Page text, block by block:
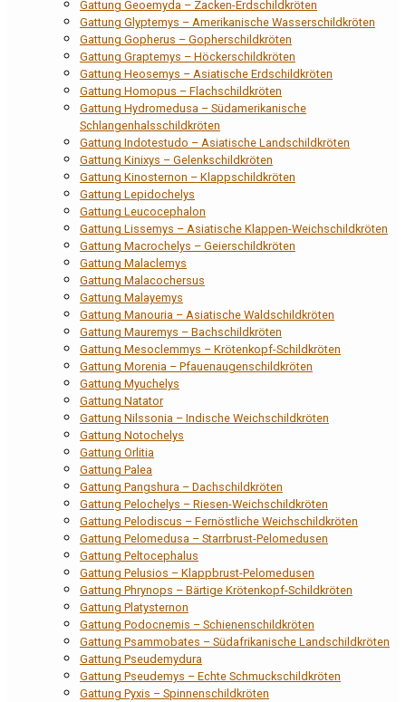
Gattung Geoemyda – Zacken-Erdschildkröten
Gattung Glyptemys – Amerikanische Wasserschildkröten
Gattung Gopherus – Gopherschildkröten
Gattung Graptemys – Höckerschildkröten
Gattung Heosemys – Asiatische Erdschildkröten
Gattung Homopus – Flachschildkröten
Gattung Hydromedusa – Südamerikanische
Schlangenhalsschildkröten
Gattung Indotestudo – Asiatische Landschildkröten
Gattung Kinixys – Gelenkschildkröten
Gattung Kinosternon – Klappschildkröten
Gattung Lepidochelys
Gattung Leucocephalon
Gattung Lissemys – Asiatische Klappen-Weichschildkröten
Gattung Macrochelys – Geierschildkröten
Gattung Malaclemys
Gattung Malacochersus
Gattung Malayemys
Gattung Manouria – Asiatische Waldschildkröten
Gattung Mauremys – Bachschildkröten
Gattung Mesoclemmys – Krötenkopf-Schildkröten
Gattung Morenia – Pfauenaugenschildkröten
Gattung Myuchelys
Gattung Natator
Gattung Nilssonia – Indische Weichschildkröten
Gattung Notochelys
Gattung Orlitia
Gattung Palea
Gattung Pangshura – Dachschildkröten
Gattung Pelochelys – Riesen-Weichschildkröten
Gattung Pelodiscus – Fernöstliche Weichschildkröten
Gattung Pelomedusa – Starrbrust-Pelomedusen
Gattung Peltocephalus
Gattung Pelusios – Klappbrust-Pelomedusen
Gattung Phrynops – Bärtige Krötenkopf-Schildkröten
Gattung Platysternon
Gattung Podocnemis – Schienenschildkröten
Gattung Psammobates – Südafrikanische Landschildkröten
Gattung Pseudemydura
Gattung Pseudemys – Echte Schmuckschildkröten
Gattung Pyxis – Spinnenschildkröten